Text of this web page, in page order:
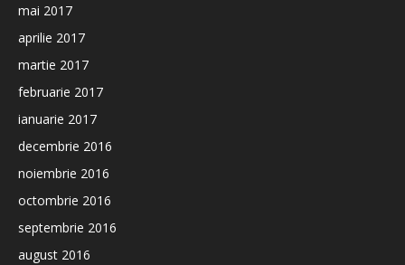
mai 2017
aprilie 2017
martie 2017
februarie 2017
ianuarie 2017
decembrie 2016
noiembrie 2016
octombrie 2016
septembrie 2016
august 2016